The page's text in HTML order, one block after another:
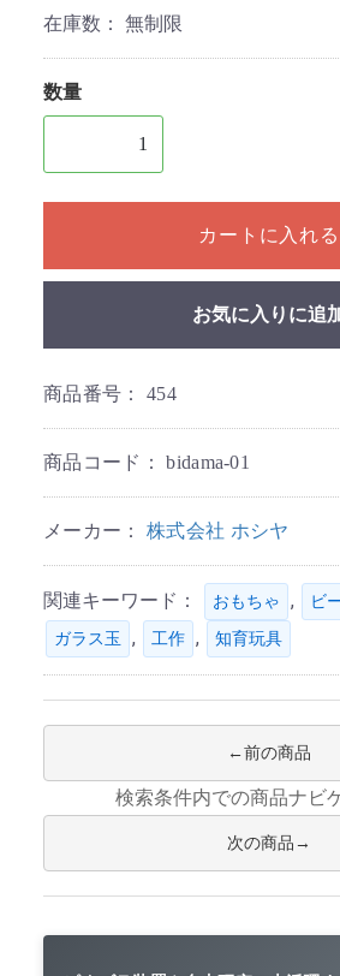
在庫数： 無制限
数量
1個以上の数量を入力してください
カートに入れる
お気に入りに追
商品番号： 454
商品コード：bidama-01
メーカー： 株式会社 ホシヤ
関連キーワード： おもちゃ , ビ
ガラス玉 , 工作 , 知育玩具
前の商品
検索条件内での商品ナビ
次の商品